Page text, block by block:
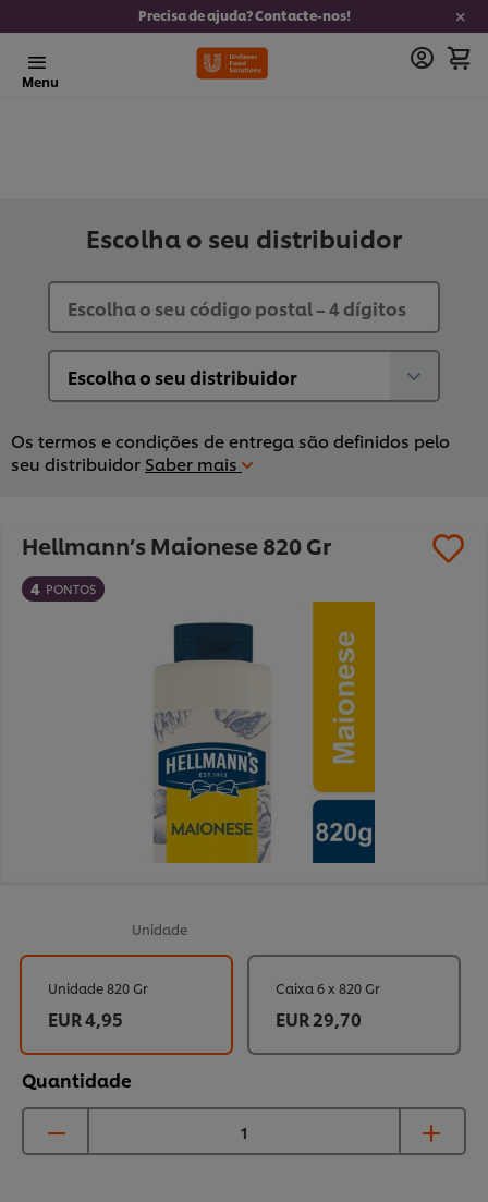
Precisa de ajuda? Contacte-nos!
Menu
Escolha o seu distribuidor
Os termos e condições de entrega são definidos pelo
seu distribuidor Saber mais
Hellmann’s Maionese 820 Gr
4 PONTOS
Unidade
Quantidade
Unidade 820 Gr
EUR 4,95
Caixa 6 x 820 Gr
EUR 29,70